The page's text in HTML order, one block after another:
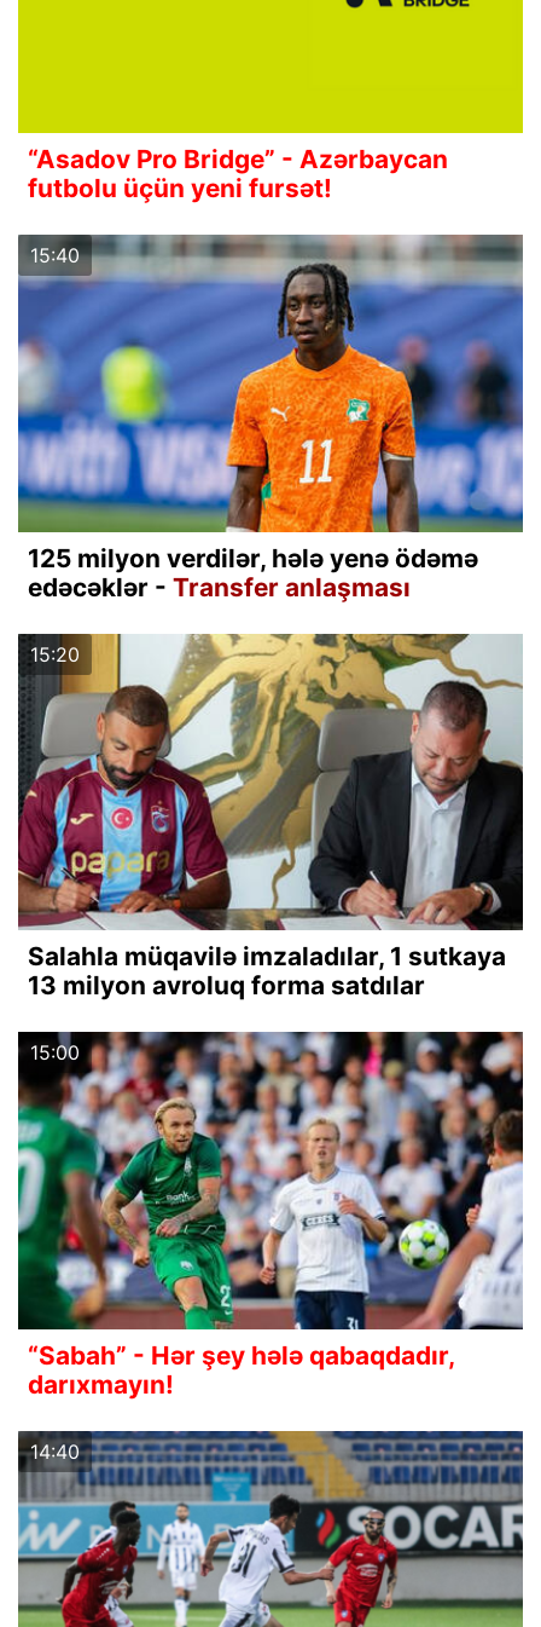
“Asadov Pro Bridge” - Azərbaycan
futbolu üçün yeni fursət!
15:40
125 milyon verdilər, hələ yenə ödəmə
edəcəklər - Transfer anlaşması
15:20
Salahla müqavilə imzaladılar, 1 sutkaya
13 milyon avroluq forma satdılar
15:00
“Sabah” - Hər şey hələ qabaqdadır,
darıxmayın!
14:40